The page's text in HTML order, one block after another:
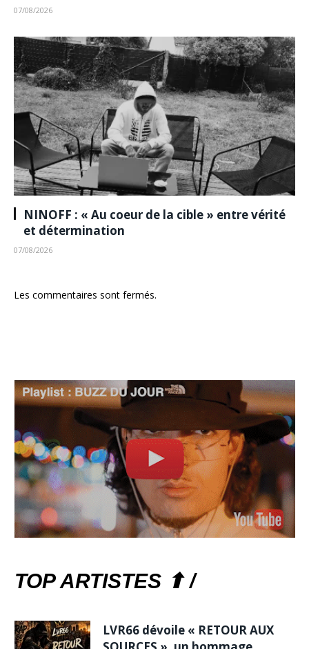
07/08/2026
NINOFF : « Au coeur de la cible » entre vérité
et détermination
07/08/2026
Les commentaires sont fermés.
TOP ARTISTES ⬆ /
LVR66 dévoile « RETOUR AUX